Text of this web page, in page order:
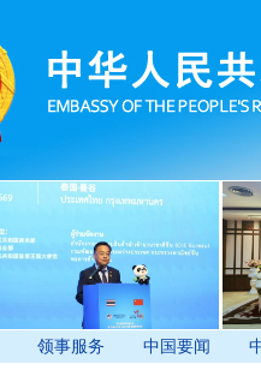
领事服务 中国要闻